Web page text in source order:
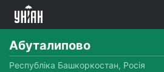
Абуталипово
Республіка Башкоркостан, Росія